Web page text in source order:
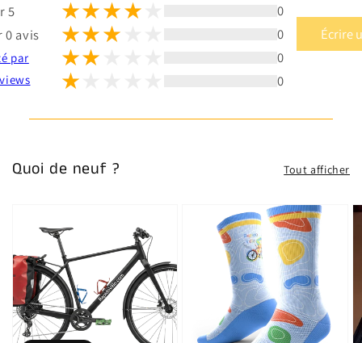
5
0 avis
par
0
0
0
0
Écrire
Quoi de neuf ? Tout afficher